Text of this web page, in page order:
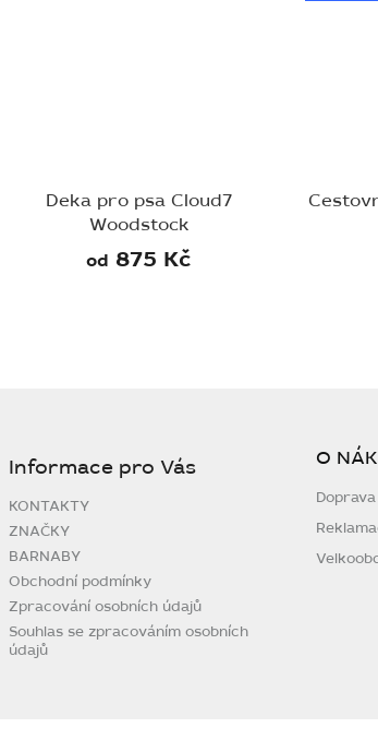
Deka pro psa Cloud7
Woodstock
od 875 Kč
Informace pro Vás
KONTAKTY
ZNAČKY
BARNABY
Obchodní podmínky
Zpracování osobních údajů
Souhlas se zpracováním osobních
údajů
O